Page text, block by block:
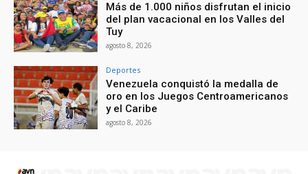
Más de 1.000 niños disfrutan el inicio
del plan vacacional en los Valles del
Tuy
agosto 8, 2026
Deportes
Venezuela conquistó la medalla de
oro en los Juegos Centroamericanos
y el Caribe
agosto 8, 2026